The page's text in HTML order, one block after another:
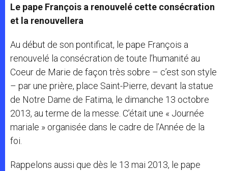
Le pape François a renouvelé cette consécration
et la renouvellera
Au début de son pontificat, le pape François a
renouvelé la consécration de toute l’humanité au
Coeur de Marie de façon très sobre – c’est son style
– par une prière, place Saint-Pierre, devant la statue
de Notre Dame de Fatima, le dimanche 13 octobre
2013, au terme de la messe. C’était une « Journée
mariale » organisée dans le cadre de l’Année de la
foi.
Rappelons aussi que dès le 13 mai 2013, le pape